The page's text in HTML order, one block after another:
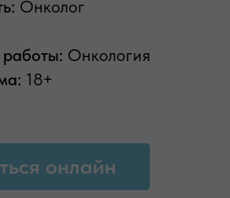
Онколог
Онкология
18+
онлайн